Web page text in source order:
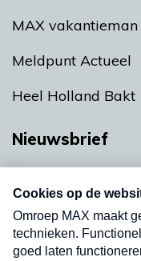
MAX vakantieman
Meldpunt Actueel
Heel Holland Bakt
Nieuwsbrief
nieuwsbrief. Elke
uw mailbox.